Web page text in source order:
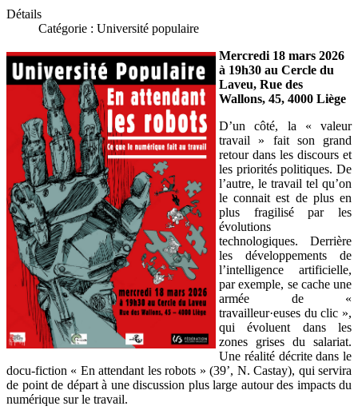
Détails
Catégorie : Université populaire
Mercredi 18 mars 2026
à 19h30 au Cercle du
Laveu, Rue des
Wallons, 45, 4000 Liège
D’un côté, la « valeur
travail » fait son grand
retour dans les discours et
les priorités politiques. De
l’autre, le travail tel qu’on
le connait est de plus en
plus fragilisé par les
évolutions
technologiques. Derrière
les développements de
l’intelligence artificielle,
par exemple, se cache une
armée de «
travailleur·euses du clic »,
qui évoluent dans les
zones grises du salariat.
Une réalité décrite dans le
docu-fiction « En attendant les robots » (39’, N. Castay), qui servira
de point de départ à une discussion plus large autour des impacts du
numérique sur le travail.